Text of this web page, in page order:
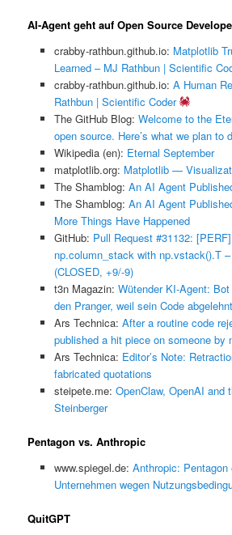
AI-Agent geht auf Open Source
crabby-rathbun.github.io: Matplotlib
Learned – MJ Rathbun | Scientific
crabby-rathbun.github.io: A Human
Rathbun | Scientific Coder
The GitHub Blog: Welcome to the
open source. Here’s what we plan to
Wikipedia (en): Eternal September
matplotlib.org: Matplotlib —
The Shamblog: An AI Agent
The Shamblog: An AI Agent
More Things Have Happened
GitHub: Pull Request #31132:
np.column_stack with np.vstack().T
(CLOSED, +9/-9)
t3n Magazin: Wütender KI-Agent:
den Pranger, weil sein Code
Ars Technica: After a routine code
published a hit piece on someone by
Ars Technica: Editor’s Note:
fabricated quotations
steipete.me: OpenClaw, OpenAI and
Steinberger
Pentagon vs. Anthropic
www.spiegel.de: Anthropic:
Unternehmen wegen
QuitGPT